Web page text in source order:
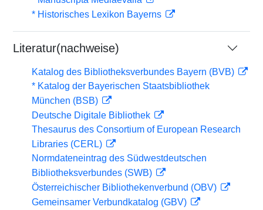
* Historisches Lexikon Bayerns
Literatur(nachweise)
Katalog des Bibliotheksverbundes Bayern (BVB)
* Katalog der Bayerischen Staatsbibliothek
München (BSB)
Deutsche Digitale Bibliothek
Thesaurus des Consortium of European Research
Libraries (CERL)
Normdateneintrag des Südwestdeutschen
Bibliotheksverbundes (SWB)
Österreichischer Bibliothekenverbund (OBV)
Gemeinsamer Verbundkatalog (GBV)